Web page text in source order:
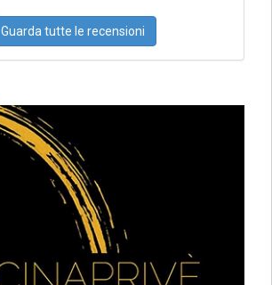
Guarda tutte le recensioni